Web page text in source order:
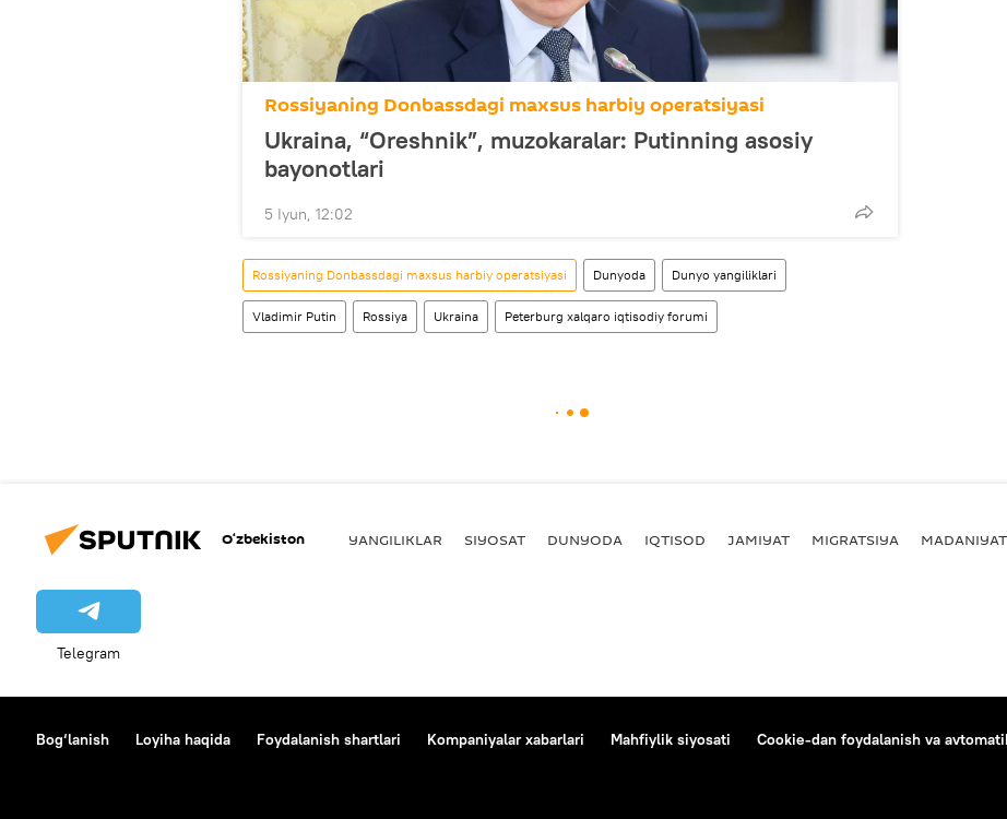
Rossiyaning Donbassdagi maxsus harbiy operatsiyasi
Ukraina, “Oreshnik”, muzokaralar: Putinning asosiy
bayonotlari
5 Iyun, 12:02
Rossiyaning Donbassdagi maxsus harbiy operatsiyasi Dunyoda Dunyo yangiliklari
Vladimir Putin Rossiya Ukraina Peterburg xalqaro iqtisodiy forumi
O‘zbekiston YANGILIKLAR SIYOSAT DUNYODA IQTISOD JAMIYAT MIGRATSIYA MADANIYAT
Telegram
Bog‘lanish Loyiha haqida Foydalanish shartlari Kompaniyalar xabarlari Mahfiylik siyosati Cookie-dan foydalanish va